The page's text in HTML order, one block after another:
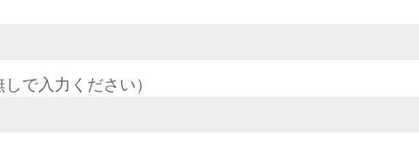
で入力ください）